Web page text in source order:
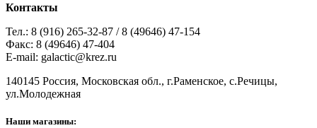
Контакты
Тел.: 8 (916) 265-32-87 / 8 (49646) 47-154
Факс: 8 (49646) 47-404
E-mail: galactic@krez.ru
140145 Россия, Московская обл., г.Раменское, с.Речицы,
ул.Молодежная
Наши магазины: